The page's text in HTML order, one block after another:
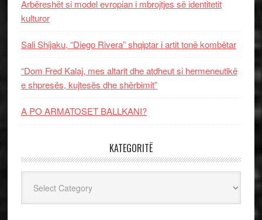
Arbëreshët si model evropian i mbrojtjes së identitetit
kulturor
Sali Shijaku, “Diego Rivera” shqiptar i artit tonë kombëtar
“Dom Fred Kalaj, mes altarit dhe atdheut si hermeneutikë
e shpresës, kujtesës dhe shërbimit”
A PO ARMATOSET BALLKANI?
KATEGORITË